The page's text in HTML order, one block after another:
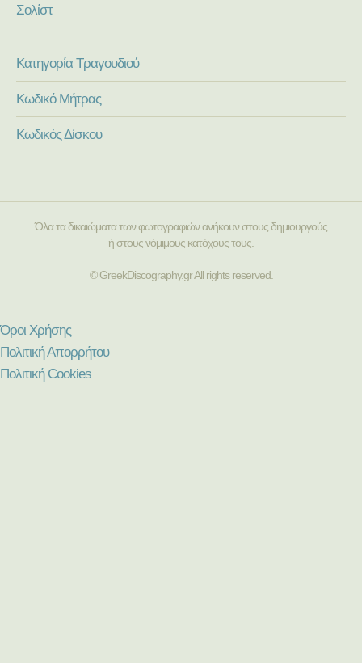
Σολίστ
Κατηγορία Τραγουδιού
Κωδικό Μήτρας
Κωδικός Δίσκου
Όλα τα δικαιώματα των φωτογραφιών ανήκουν στους δημιουργούς
ή στους νόμιμους κατόχους τους.
© GreekDiscography.gr All rights reserved.
Όροι Χρήσης
Πολιτική Απορρήτου
Πολιτική Cookies